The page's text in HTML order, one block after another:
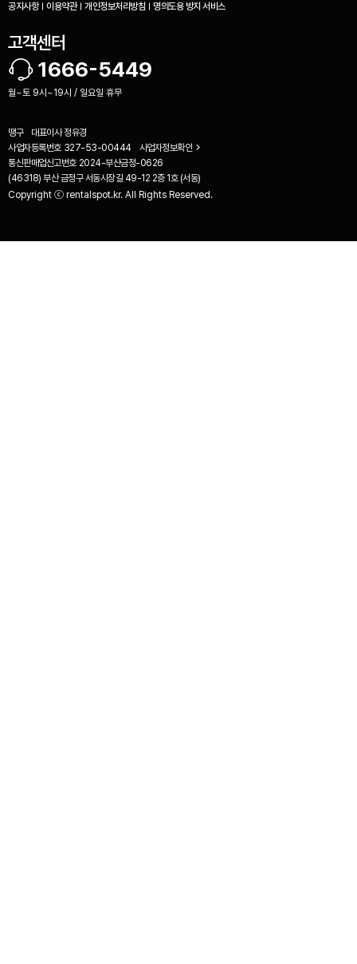
공지사항 이용약관 개인정보처리방침 명의도용 방지 서비스
고객센터
1666-5449
월~토 9시~19시 / 일요일 휴무
땡구 대표이사 정유경
사업자등록번호 327-53-00444
사업자정보확인
통신판매업신고번호 2024-부산금정-0626
(46318) 부산 금정구 서동시장길 49-12 2층 1호 (서동)
Copyright ⓒ rentalspot.kr. All Rights Reserved.